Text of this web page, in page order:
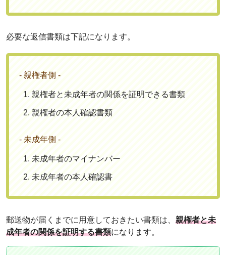
必要な返信書類は下記になります。
- 親権者側 -
親権者と未成年者の関係を証明できる書類
親権者の本人確認書類
- 未成年側 -
未成年者のマイナンバー
未成年者の本人確認書
郵送物が届くまでに用意しておきたい書類は、 親権者と未
成年者の関係を証明する書類になります。